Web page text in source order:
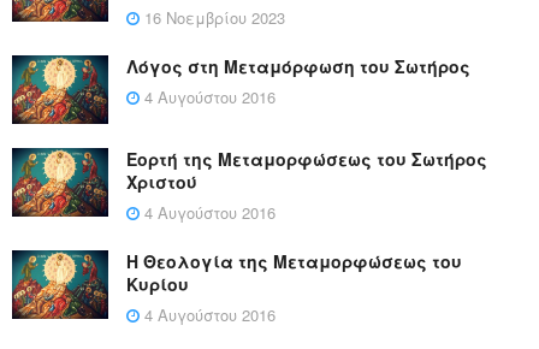
16 Νοεμβρίου 2023
Λόγος στη Μεταμόρφωση του Σωτήρος
4 Αυγούστου 2016
Εορτή της Μεταμορφώσεως του Σωτήρος
Χριστού
4 Αυγούστου 2016
Η Θεολογία της Μεταμορφώσεως του
Κυρίου
4 Αυγούστου 2016